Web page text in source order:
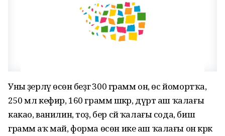
Уны әҙерләү өсөн беҙгә 300 грамм он, өс йомортҡа,
250 мл кефир, 160 грамм шәкәр, дүрт аш ҡалағы
какао, ванилин, тоҙ, бер сәй ҡалағы сода, биш
грамм аҡ май, форма өсөн ике аш ҡалағы он кәрәк